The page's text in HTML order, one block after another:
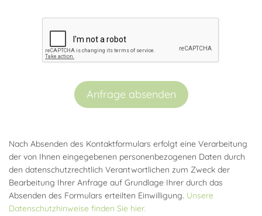
Anfrage absenden
Nach Absenden des Kontaktformulars erfolgt eine Verarbeitung
der von Ihnen eingegebenen personenbezogenen Daten durch
den datenschutzrechtlich Verantwortlichen zum Zweck der
Bearbeitung Ihrer Anfrage auf Grundlage Ihrer durch das
Absenden des Formulars erteilten Einwilligung. Unsere
Datenschutzhinweise finden Sie hier.